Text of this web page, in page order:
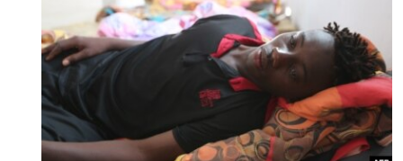
گزارش‌های ویدئویی
English
به ما بپیوندید